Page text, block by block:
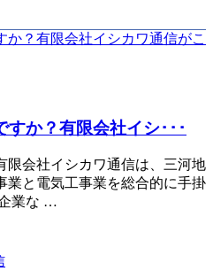
すか？有限会社イシ･･･
限会社イシカワ通信は、三河地
業と電気工事業を総合的に手掛
業な …